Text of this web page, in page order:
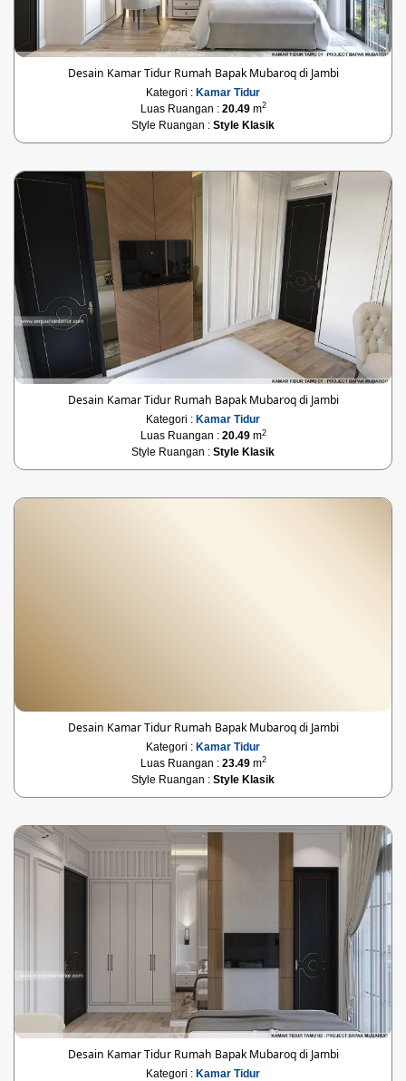
Desain Kamar Tidur Rumah Bapak Mubaroq di Jambi
Kategori : Kamar Tidur
Luas Ruangan : 20.49m2
Style Ruangan : Style Klasik
Desain Kamar Tidur Rumah Bapak Mubaroq di Jambi
Kategori : Kamar Tidur
Luas Ruangan : 20.49m2
Style Ruangan : Style Klasik
Desain Kamar Tidur Rumah Bapak Mubaroq di Jambi
Kategori : Kamar Tidur
Luas Ruangan : 23.49m2
Style Ruangan : Style Klasik
Desain Kamar Tidur Rumah Bapak Mubaroq di Jambi
Kategori : Kamar Tidur